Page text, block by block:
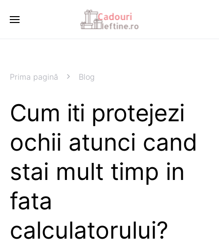
Prima pagină Blog
Cum iti protejezi
ochii atunci cand
stai mult timp in
fata
calculatorului?